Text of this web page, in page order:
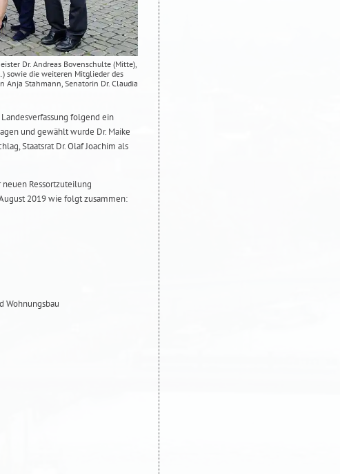
Dr. Andreas Bovenschulte (Mitte),
sowie die weiteren Mitglieder des
Anja Stahmann, Senatorin Dr. Claudia
folgend ein
und gewählt wurde Dr. Maike
Staatsrat Dr. Olaf Joachim als
Ressortzuteilung
2019 wie folgt zusammen:
Wohnungsbau